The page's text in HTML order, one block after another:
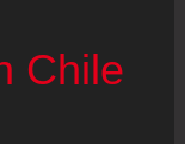
Chile